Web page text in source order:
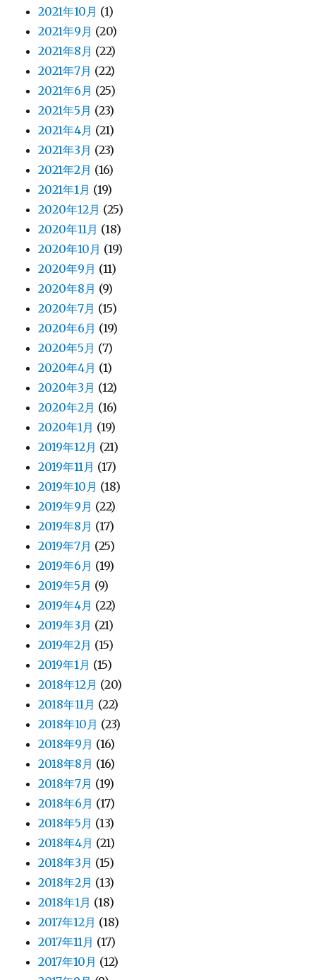
2021年10月 (1)
2021年9月 (20)
2021年8月 (22)
2021年7月 (22)
2021年6月 (25)
2021年5月 (23)
2021年4月 (21)
2021年3月 (23)
2021年2月 (16)
2021年1月 (19)
2020年12月 (25)
2020年11月 (18)
2020年10月 (19)
2020年9月 (11)
2020年8月 (9)
2020年7月 (15)
2020年6月 (19)
2020年5月 (7)
2020年4月 (1)
2020年3月 (12)
2020年2月 (16)
2020年1月 (19)
2019年12月 (21)
2019年11月 (17)
2019年10月 (18)
2019年9月 (22)
2019年8月 (17)
2019年7月 (25)
2019年6月 (19)
2019年5月 (9)
2019年4月 (22)
2019年3月 (21)
2019年2月 (15)
2019年1月 (15)
2018年12月 (20)
2018年11月 (22)
2018年10月 (23)
2018年9月 (16)
2018年8月 (16)
2018年7月 (19)
2018年6月 (17)
2018年5月 (13)
2018年4月 (21)
2018年3月 (15)
2018年2月 (13)
2018年1月 (18)
2017年12月 (18)
2017年11月 (17)
2017年10月 (12)